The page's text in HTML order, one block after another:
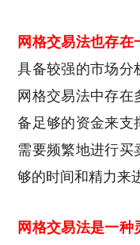
网格交易法也存在
具备较强的市场分
网格交易法中存
备足够的资金来支
需要频繁地进行买
够的时间和精力来
网格交易法是一